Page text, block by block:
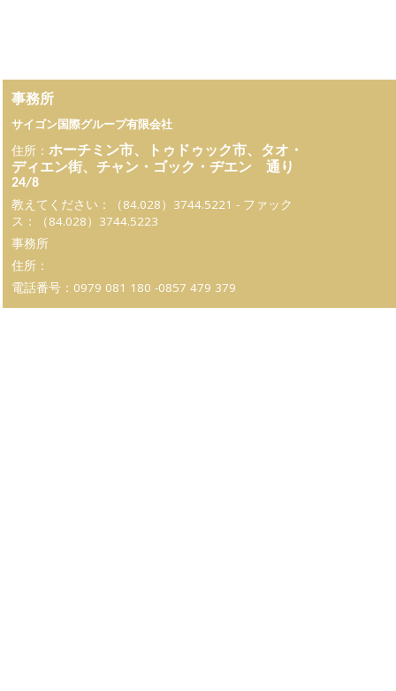
事務所
サイゴン国際グループ有限会社
住所： ホーチミン市、トゥドゥック市、タオ・
ディエン街、チャン・ゴック・ヂエン 通り
24/8
教えてください：（84.028）3744.5221 - ファック
ス：（84.028）3744.5223
事務所
住所：
電話番号：0979 081 180 -0857 479 379